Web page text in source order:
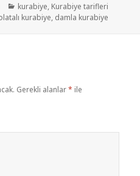
Kategoriler
kurabiye, Kurabiye tarifleri
kurabiye, damla kurabiye
Gerekli alanlar* ile